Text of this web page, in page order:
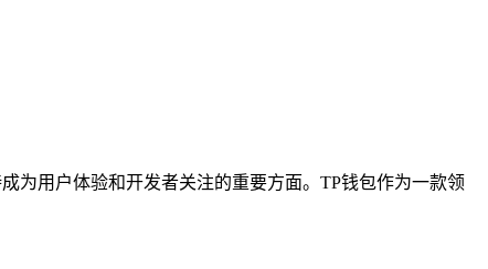
为用户体验和开发者关注的重要方面。TP钱包作为一款领